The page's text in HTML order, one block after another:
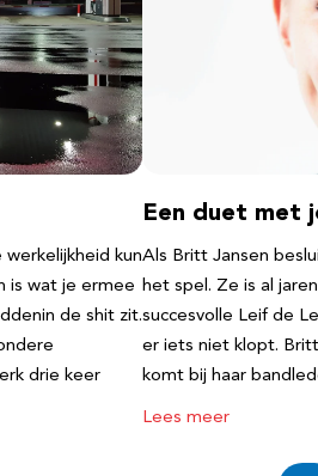
kun
is wat je ermee
de shit zit.
drie keer
Een duet met
Als Britt Jansen
het spel. Ze is al
succesvolle Leif de
er iets niet klopt.
komt bij haar
Lees meer